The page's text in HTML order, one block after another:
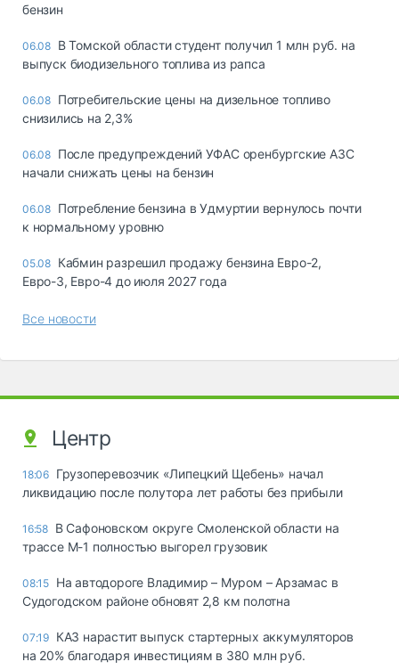
бензин
06.08 В Томской области студент получил 1 млн руб. на
выпуск биодизельного топлива из рапса
06.08 Потребительские цены на дизельное топливо
снизились на 2,3%
06.08 После предупреждений УФАС оренбургские АЗС
начали снижать цены на бензин
06.08 Потребление бензина в Удмуртии вернулось почти
к нормальному уровню
05.08 Кабмин разрешил продажу бензина Евро-2,
Евро-3, Евро-4 до июля 2027 года
Все новости
Центр
18:06 Грузоперевозчик «Липецкий Щебень» начал
ликвидацию после полутора лет работы без прибыли
16:58 В Сафоновском округе Смоленской области на
трассе М-1 полностью выгорел грузовик
08:15 На автодороге Владимир – Муром – Арзамас в
Судогодском районе обновят 2,8 км полотна
07:19 КАЗ нарастит выпуск стартерных аккумуляторов
на 20% благодаря инвестициям в 380 млн руб.